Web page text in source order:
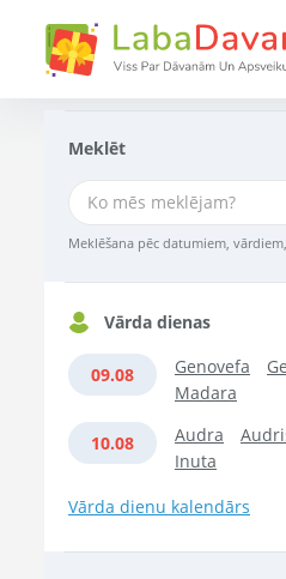
Meklēt
Meklēšana pēc datumiem,
Vārda dienas
09.08 Genovefa
Madara
10.08 Audra
Inuta
Vārda dienu kalendārs